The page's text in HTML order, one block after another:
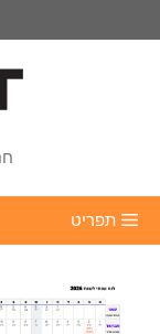
לתוכן
תפריט